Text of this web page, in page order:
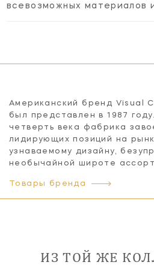
всевозможных материалов
Американский бренд Visual
был представлен в 1987
четверть века фабрика
лидирующих позиций на
узнаваемому дизайну,
необычайной широте
Товары бренда
ИЗ ТОЙ ЖЕ